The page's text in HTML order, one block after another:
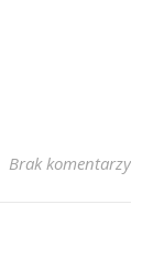
Brak komentarzy